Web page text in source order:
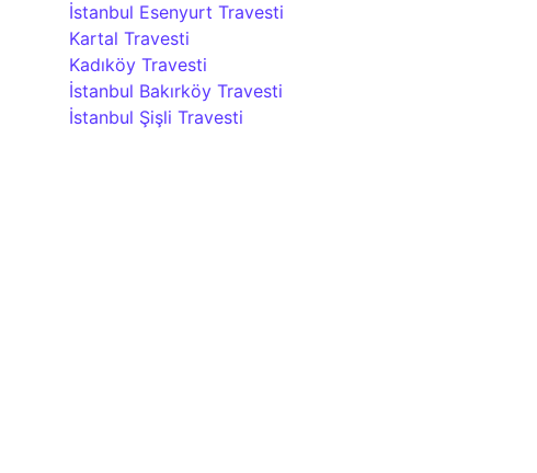
İstanbul Esenyurt Travesti
Kartal Travesti
Kadıköy Travesti
İstanbul Bakırköy Travesti
İstanbul Şişli Travesti